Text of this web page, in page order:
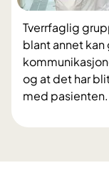
Tverrfaglig
blant annet
og at det har
med pasienten.